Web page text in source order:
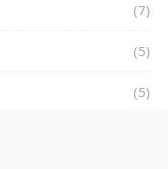
(7)
(5)
(5)